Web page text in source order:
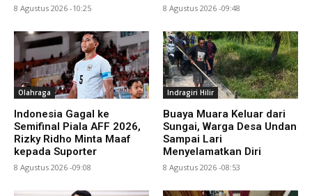
8 Agustus 2026 -10:25 8 Agustus 2026 -09:48
Olahraga
Indonesia Gagal ke
Semifinal Piala AFF 2026,
Rizky Ridho Minta Maaf
kepada Suporter
8 Agustus 2026 -09:08
Indragiri Hilir
Buaya Muara Keluar dari
Sungai, Warga Desa Undan
Sampai Lari
Menyelamatkan Diri
8 Agustus 2026 -08:53